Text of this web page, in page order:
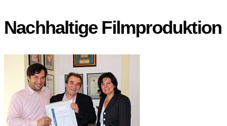
Nachhaltige Filmproduktion